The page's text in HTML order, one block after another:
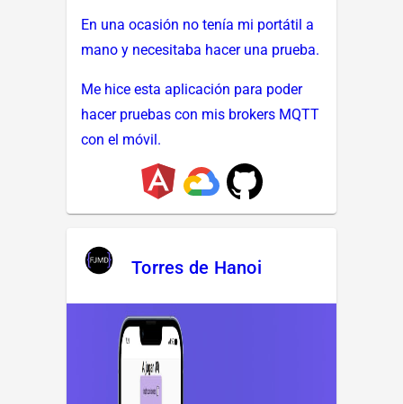
En una ocasión no tenía mi portátil a
mano y necesitaba hacer una prueba.
Me hice esta aplicación para poder
hacer pruebas con mis brokers MQTT
con el móvil.
Torres de Hanoi